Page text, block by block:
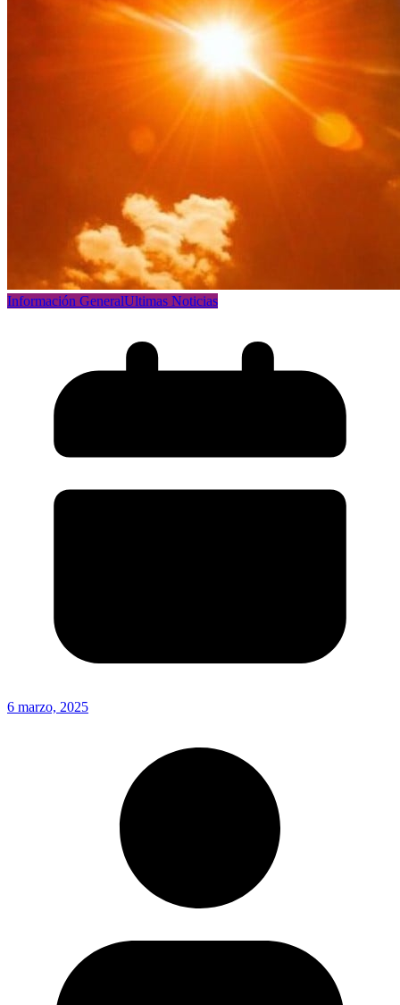
Información GeneralUltimas Noticias
6 marzo, 2025